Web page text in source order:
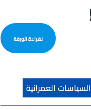
لقراءة الورقة
السياسات العمرانية